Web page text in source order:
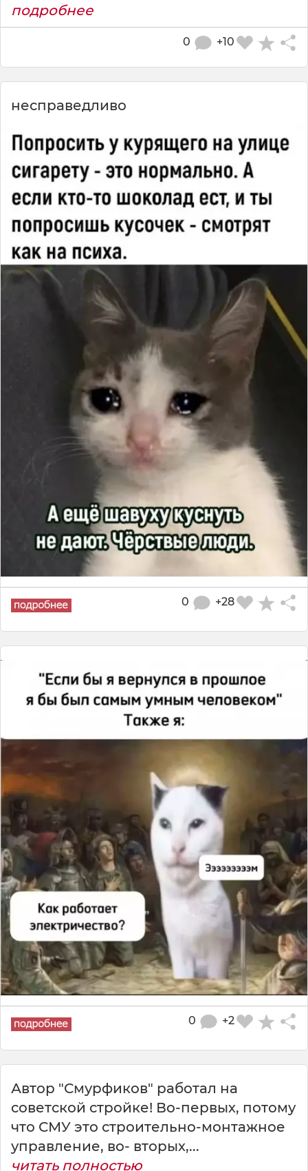
подробнее
+10
0
несправедливо
+28
0
+2
0
Автор "Смурфиков" работал на
советской стройке! Во-первых, потому
что СМУ это строительно-монтажное
управление, во- вторых,...
читать полностью